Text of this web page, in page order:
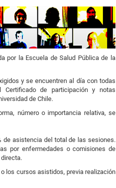
por la Escuela de Salud Pública de la
y se encuentren al día con todas
de participación y notas
de Chile.
número o importancia relativa, se
de asistencia del total de las sesiones.
por enfermedades o comisiones de
los cursos asistidos, previa realización